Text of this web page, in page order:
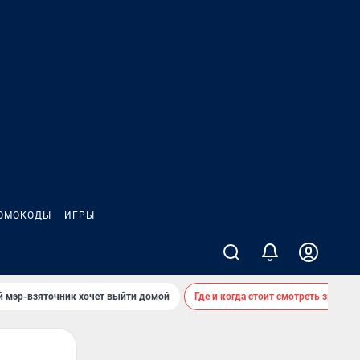
ИГРЫ
мэр-взяточник хочет выйти домой Где и когда стоит смотреть